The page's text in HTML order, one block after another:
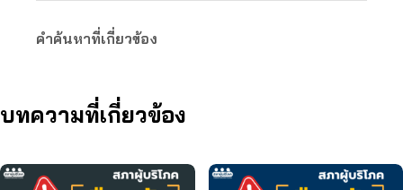
คำค้นหาที่เกี่ยวข้อง
บทความที่เกี่ยวข้อง